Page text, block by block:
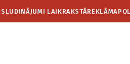
SLUDINĀJUMI LAIKRAKSTĀREKLĀMA